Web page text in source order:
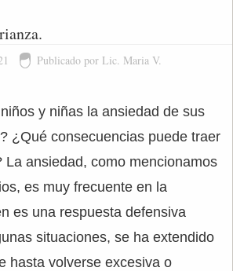
Publicado por Lic. Maria V.
y niñas la ansiedad de sus
¿Qué consecuencias puede traer
La ansiedad, como mencionamos
es muy frecuente en la
es una respuesta defensiva
situaciones, se ha extendido
hasta volverse excesiva o